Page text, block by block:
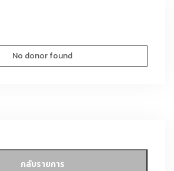
No donor found
กลับรายการ